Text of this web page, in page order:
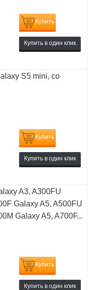
Купить
Купить в один клик
S5 mini, со
Купить
Купить в один клик
A3, A300FU
Galaxy A5, A500FU
Galaxy A5, A700F...
Купить
Купить в один клик